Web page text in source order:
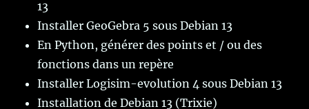
13
Installer GeoGebra 5 sous Debian 13
En Python, générer des points et / ou des
fonctions dans un repère
Installer Logisim-evolution 4 sous Debian 13
Installation de Debian 13 (Trixie)